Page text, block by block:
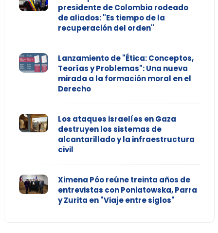
presidente de Colombia rodeado
de aliados: "Es tiempo de la
recuperación del orden"
Lanzamiento de "Ética: Conceptos,
Teorías y Problemas": Una nueva
mirada a la formación moral en el
Derecho
Los ataques israelíes en Gaza
destruyen los sistemas de
alcantarillado y la infraestructura
civil
Ximena Póo reúne treinta años de
entrevistas con Poniatowska, Parra
y Zurita en "Viaje entre siglos"